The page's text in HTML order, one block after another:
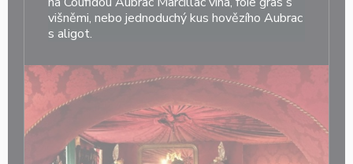
višněmi, nebo jednoduchý kus hovězího Aubrac
s aligot.